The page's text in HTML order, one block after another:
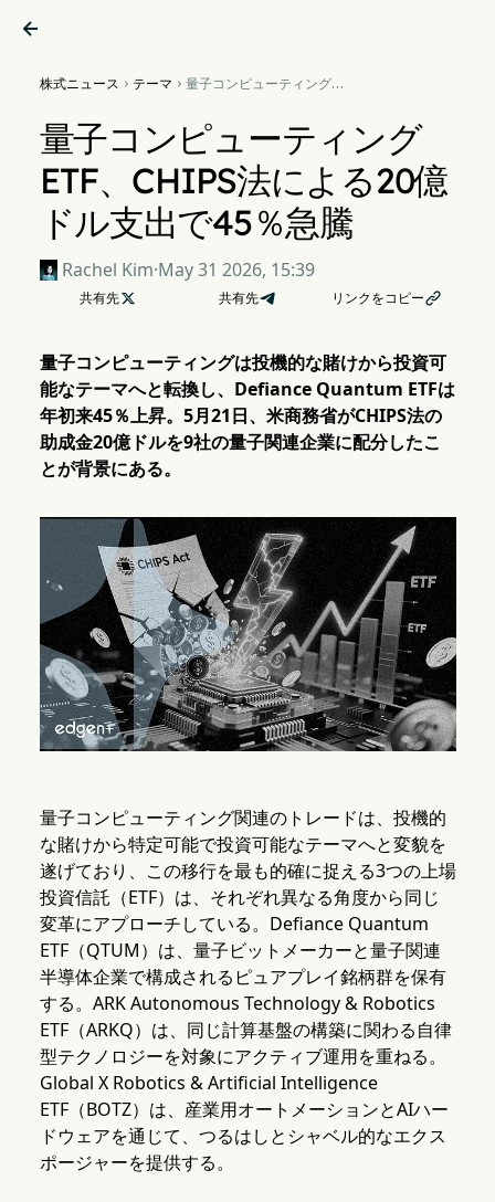

株式ニュース  テーマ  量子コンピューティング
ル支出で45％急騰
量子コンピューティング
ETF、CHIPS法による20億
ドル支出で45％急騰
Rachel Kim·May 31 2026, 15:39
共有先 共有先 リンクをコピー
量子コンピューティングは投機的な賭けから投資可
能なテーマへと転換し、Defiance Quantum ETFは
年初来45％上昇。5月21日、米商務省がCHIPS法の
助成金20億ドルを9社の量子関連企業に配分したこ
とが背景にある。
量子コンピューティング関連のトレードは、投機的
な賭けから特定可能で投資可能なテーマへと変貌を
遂げており、この移行を最も的確に捉える3つの上場
投資信託（ETF）は、それぞれ異なる角度から同じ
変革にアプローチしている。Defiance Quantum
ETF（QTUM）は、量子ビットメーカーと量子関連
半導体企業で構成されるピュアプレイ銘柄群を保有
する。ARK Autonomous Technology & Robotics
ETF（ARKQ）は、同じ計算基盤の構築に関わる自律
型テクノロジーを対象にアクティブ運用を重ねる。
Global X Robotics & Artificial Intelligence
ETF（BOTZ）は、産業用オートメーションとAIハー
ドウェアを通じて、つるはしとシャベル的なエクス
ポージャーを提供する。